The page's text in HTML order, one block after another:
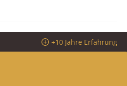
+10 Jahre Erfahrung